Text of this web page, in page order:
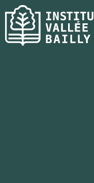
Panneau de gestion des